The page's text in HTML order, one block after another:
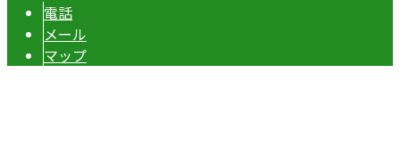
電話
メール
マップ